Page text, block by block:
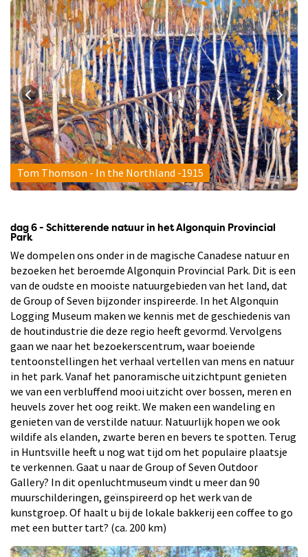
Tom Thomson - In the Northland -1915
dag 6 - Schitterende natuur in het Algonquin Provincial
Park
We dompelen ons onder in de magische Canadese natuur en
bezoeken het beroemde Algonquin Provincial Park. Dit is een
van de oudste en mooiste natuurgebieden van het land, dat
de Group of Seven bijzonder inspireerde. In het Algonquin
Logging Museum maken we kennis met de geschiedenis van
de houtindustrie die deze regio heeft gevormd. Vervolgens
gaan we naar het bezoekerscentrum, waar boeiende
tentoonstellingen het verhaal vertellen van mens en natuur
in het park. Vanaf het panoramische uitzichtpunt genieten
we van een verbluffend mooi uitzicht over bossen, meren en
heuvels zover het oog reikt. We maken een wandeling en
genieten van de verstilde natuur. Natuurlijk hopen we ook
wildife als elanden, zwarte beren en bevers te spotten. Terug
in Huntsville heeft u nog wat tijd om het populaire plaatsje
te verkennen. Gaat u naar de Group of Seven Outdoor
Gallery? In dit openluchtmuseum vindt u meer dan 90
muurschilderingen, geïnspireerd op het werk van de
kunstgroep. Of haalt u bij de lokale bakkerij een coffee to go
met een butter tart? (ca. 200 km)